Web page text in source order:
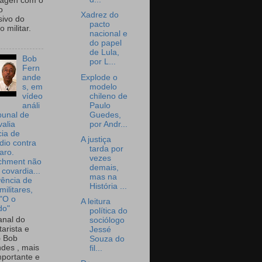
do
militar.
Bob
Fern
ande
s, em
vídeo
análi
de
de
contra
não
de
o
do
e
Bob
, mais
e
Xadrez do
pacto
nacional e
do papel
de Lula,
por L...
Explode o
modelo
chileno de
Paulo
Guedes,
por Andr...
A justiça
tarda por
vezes
demais,
mas na
História ...
A leitura
política do
sociólogo
Jessé
Souza do
fil...